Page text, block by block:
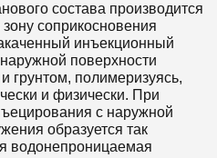
состава производится
соприкосновения
инъекционный
поверхности
грунтом, полимеризуясь,
и физически. При
с наружной
образуется так
водонепроницаемая